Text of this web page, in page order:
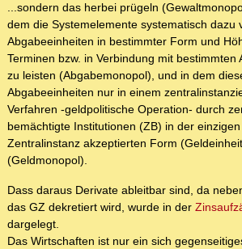
...sondern das herbei prügeln
dem die Systemelemente systematisch dazu
Abgabeeinheiten in bestimmter Form und
Terminen bzw. in Verbindung mit bestimmten
zu leisten (Abgabemonopol), und in dem
Abgabeeinheiten nur in einem
Verfahren -geldpolitische Operation- durch
bemächtigte Institutionen (ZB) in der
Zentralinstanz akzeptierten Form
(Geldmonopol).
Dass daraus Derivate ableitbar sind, da
das GZ dekretiert wird, wurde in der
dargelegt.
Das Wirtschaften ist nur ein sich